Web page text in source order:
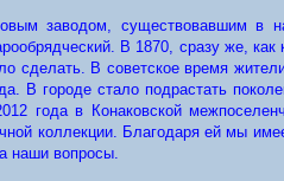
заводом, существовавшим в
В 1870, сразу же,
В советское время
В городе стало подрастать
года в Конаковской
коллекции. Благодаря ей мы
наши вопросы.